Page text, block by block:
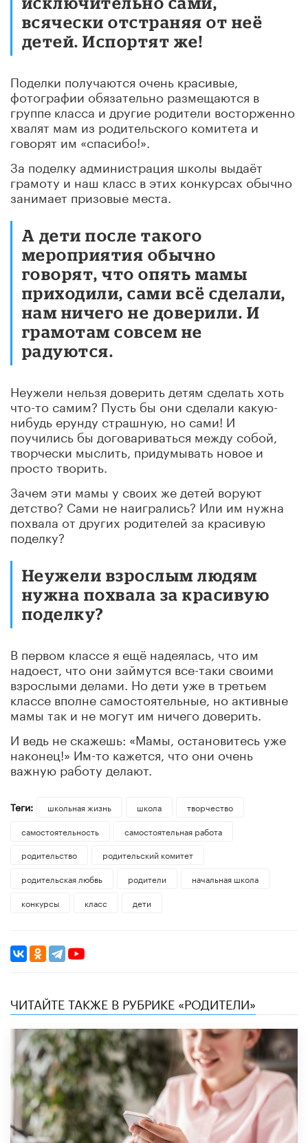
всячески отстраняя от неё
детей. Испортят же!
Поделки получаются очень красивые,
фотографии обязательно размещаются в
группе класса и другие родители восторженно
хвалят мам из родительского комитета и
говорят им «спасибо!».
За поделку администрация школы выдаёт
грамоту и наш класс в этих конкурсах обычно
занимает призовые места.
А дети после такого
мероприятия обычно
говорят, что опять мамы
приходили, сами всё сделали,
нам ничего не доверили. И
грамотам совсем не
радуются.
Неужели нельзя доверить детям сделать хоть
что-то самим? Пусть бы они сделали какую-
нибудь ерунду страшную, но сами! И
поучились бы договариваться между собой,
творчески мыслить, придумывать новое и
просто творить.
Зачем эти мамы у своих же детей воруют
детство? Сами не наигрались? Или им нужна
похвала от других родителей за красивую
поделку?
Неужели взрослым людям
нужна похвала за красивую
поделку?
В первом классе я ещё надеялась, что им
надоест, что они займутся все-таки своими
взрослыми делами. Но дети уже в третьем
классе вполне самостоятельные, но активные
мамы так и не могут им ничего доверить.
И ведь не скажешь: «Мамы, остановитесь уже
наконец!» Им-то кажется, что они очень
важную работу делают.
Теги: школьная жизнь школа
творчество
самостоятельность
самостоятельная работа
родительство
родительский комитет
родительская любвь
родители
начальная школа
конкурсы
класс дети
ЧИТАЙТЕ ТАКЖЕ В РУБРИКЕ «РОДИТЕЛИ»